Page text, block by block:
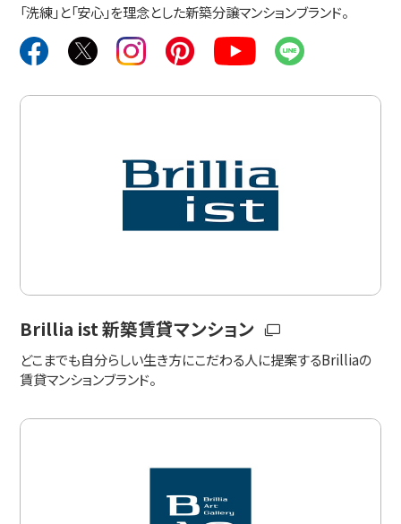
「洗練」と「安心」を理念とした新築分譲マンションブランド。
Brillia ist 新築賃貸マンション
どこまでも自分らしい生き方にこだわる人に提案するBrilliaの
賃貸マンションブランド。